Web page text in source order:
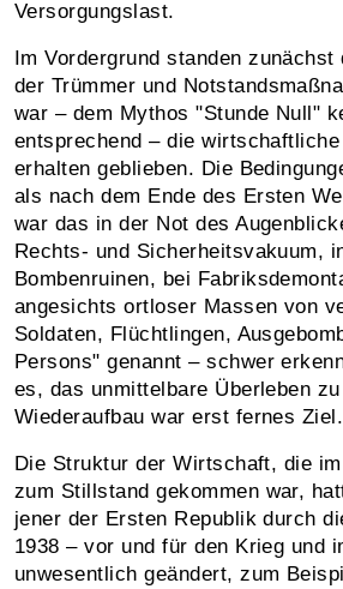
Versorgungslast.
Im Vordergrund standen zunächst
der Trümmer und
war – dem Mythos "Stunde Null"
entsprechend – die
erhalten geblieben. Die
als nach dem Ende des Ersten
war das in der Not des
Rechts- und Sicherheitsvakuum,
Bombenruinen, bei
angesichts ortloser Massen von
Soldaten, Flüchtlingen,
Persons" genannt – schwer
es, das unmittelbare Überleben
Wiederaufbau war erst fernes Ziel.
Die Struktur der Wirtschaft, die
zum Stillstand gekommen war,
jener der Ersten Republik durch
1938 – vor und für den Krieg und
unwesentlich geändert, zum